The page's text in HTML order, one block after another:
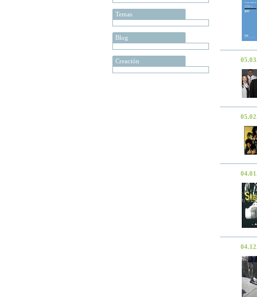
Temas
Blog
Creación